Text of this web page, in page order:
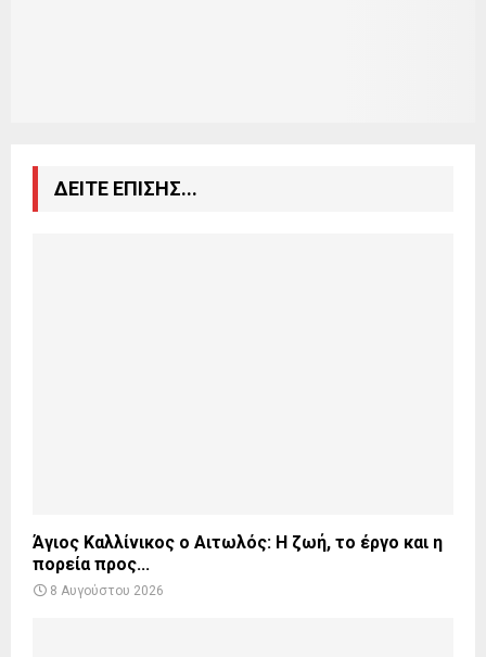
ΔΕΙΤΕ ΕΠΙΣΗΣ...
Άγιος Καλλίνικος ο Αιτωλός: Η ζωή, το έργο και η
πορεία προς...
8 Αυγούστου 2026